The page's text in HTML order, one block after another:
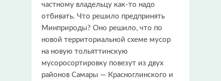
частному владельцу как-то надо
отбивать. Что решило предпринять
Минприроды? Оно решило, что по
новой территориальной схеме мусор
на новую тольяттинскую
мусоросортировку повезут из двух
районов Самары — Красноглинского и